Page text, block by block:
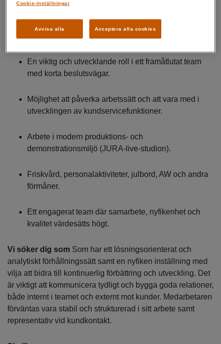
Vi erbjuder dig
En viktig och utvecklande roll i ett framåtlutat team
med korta beslutsvägar.
Möjlighet att påverka arbetssätt och att vara med i
utvecklingen av kundservicefunktioner.
Arbete i modern produktions- och
demonstrationsmiljö (JURA‑live‑studion).
Friskvård, personalaktiviteter, julbord, AW och andra
förmåner.
Ett engagerat team där samarbete, nyfikenhet och
kvalitet värdesätts högt.
Vi söker dig som Som har ett lösningsorienterat och
analytiskt förhållningssätt samt en nyfiken inställning med
vilja att bidra till kontinuerlig förbättring och utveckling. Det
är viktigt att kommunicera tydligt och bygga goda relationer,
både internt i teamet och externt mot kunder. Medarbetaren
förväntas vara stabil och strukturerad i sitt arbete samt
representativ vid kundkontakt.
Avvisa alla Acceptera alla cookies
Cookie-inställningar